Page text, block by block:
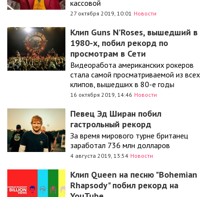
кассовой
27 октября 2019, 10:01 Новости
Клип Guns N’Roses, вышедший в
1980-х, побил рекорд по
просмотрам в Сети
Видеоработа американских рокеров
стала самой просматриваемой из всех
клипов, вышедших в 80-е годы
16 октября 2019, 14:46 Новости
Певец Эд Ширан побил
гастрольный рекорд
За время мирового турне британец
заработал 736 млн долларов
4 августа 2019, 13:54 Новости
Клип Queen на песню "Bohemian
Rhapsody" побил рекорд на